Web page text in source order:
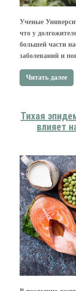
Ученые
что у
большей части
заболеваний и
Читать далее
Тихая
влияет